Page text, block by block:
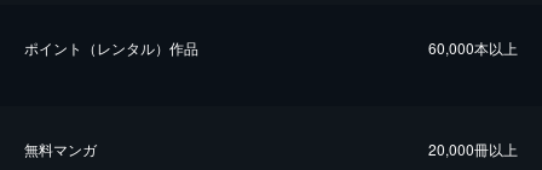
ポイント（レンタル）作品 60,000本以上
無料マンガ 20,000冊以上